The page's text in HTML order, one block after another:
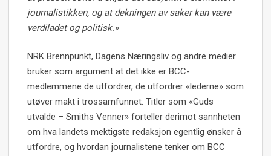
journalistikken, og at dekningen av saker kan være
verdiladet og politisk.»
NRK Brennpunkt, Dagens Næringsliv og andre medier
bruker som argument at det ikke er BCC-
medlemmene de utfordrer, de utfordrer «lederne» som
utøver makt i trossamfunnet. Titler som «Guds
utvalde – Smiths Venner» forteller derimot sannheten
om hva landets mektigste redaksjon egentlig ønsker å
utfordre, og hvordan journalistene tenker om BCC